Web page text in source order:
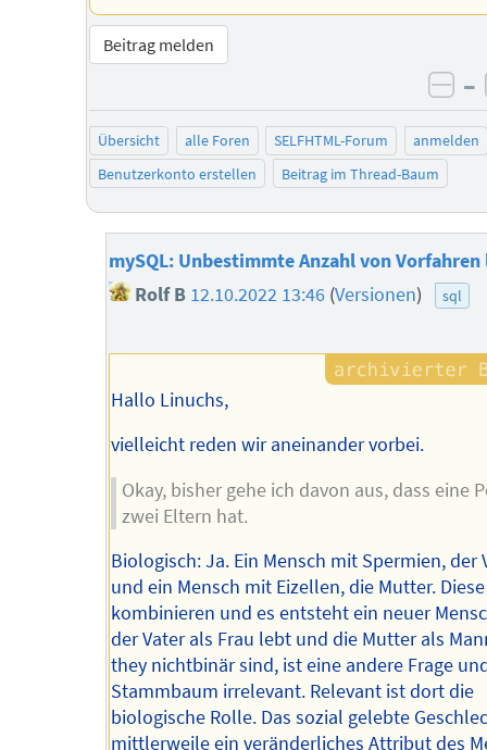
Beitrag melden
–
Übersicht alle Foren SELFHTML-Forum
anmelden
Benutzerkonto erstellen
Beitrag im Thread-Baum
mySQL: Unbestimmte Anzahl von Vorfahren
Rolf B 12.10.2022 13:46 (Versionen) sql
Hallo Linuchs,
vielleicht reden wir aneinander vorbei.
Okay, bisher gehe ich davon aus, dass eine
zwei Eltern hat.
Biologisch: Ja. Ein Mensch mit Spermien, der
und ein Mensch mit Eizellen, die Mutter.
kombinieren und es entsteht ein neuer
der Vater als Frau lebt und die Mutter als
they nichtbinär sind, ist eine andere Frage
Stammbaum irrelevant. Relevant ist dort die
biologische Rolle. Das sozial gelebte
mittlerweile ein veränderliches Attribut des